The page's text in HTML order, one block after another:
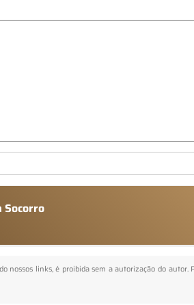
Socorro
nossos links, é proibida sem a autorização do